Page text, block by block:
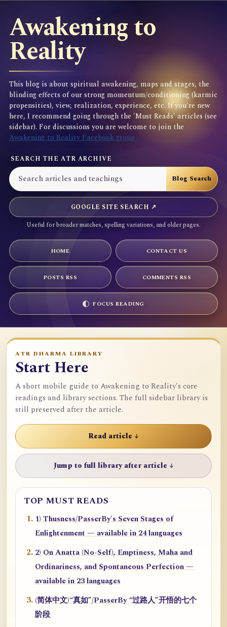
Awakening to
Reality
This blog is about spiritual awakening, maps and stages, the
blinding effects of our strong momentum/conditioning (karmic
propensities), view, realization, experience, etc. If you're new
here, I recommend going through the 'Must Reads' articles (see
sidebar). For discussions you are welcome to join the
Awakening to Reality Facebook group
SEARCH THE ATR ARCHIVE
GOOGLE SITE SEARCH ↗
Useful for broader matches, spelling variations, and older pages.
HOME CONTACT US
POSTS RSS COMMENTS RSS
FOCUS READING
ATR DHARMA LIBRARY
Start Here
A short mobile guide to Awakening to Reality's core
readings and library sections. The full sidebar library is
still preserved after the article.
Read article ↓
Jump to full library after article ↓
TOP MUST READS
1) Thusness/PasserBy's Seven Stages of
Enlightenment — available in 24 languages
2) On Anatta (No-Self), Emptiness, Maha and
Ordinariness, and Spontaneous Perfection —
available in 23 languages
(简体中文)“真如”/PasserBy “过路人”开悟的七个
阶段